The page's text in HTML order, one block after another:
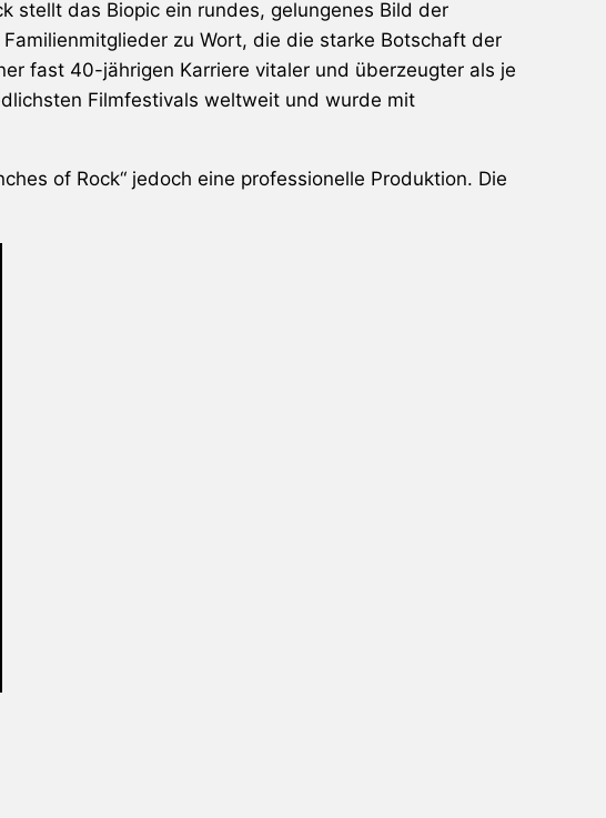
stellt das Biopic ein rundes, gelungenes Bild der
zu Wort, die die starke Botschaft der
fast 40-jährigen Karriere vitaler und überzeugter als je
Filmfestivals weltweit und wurde mit
of Rock“ jedoch eine professionelle Produktion. Die